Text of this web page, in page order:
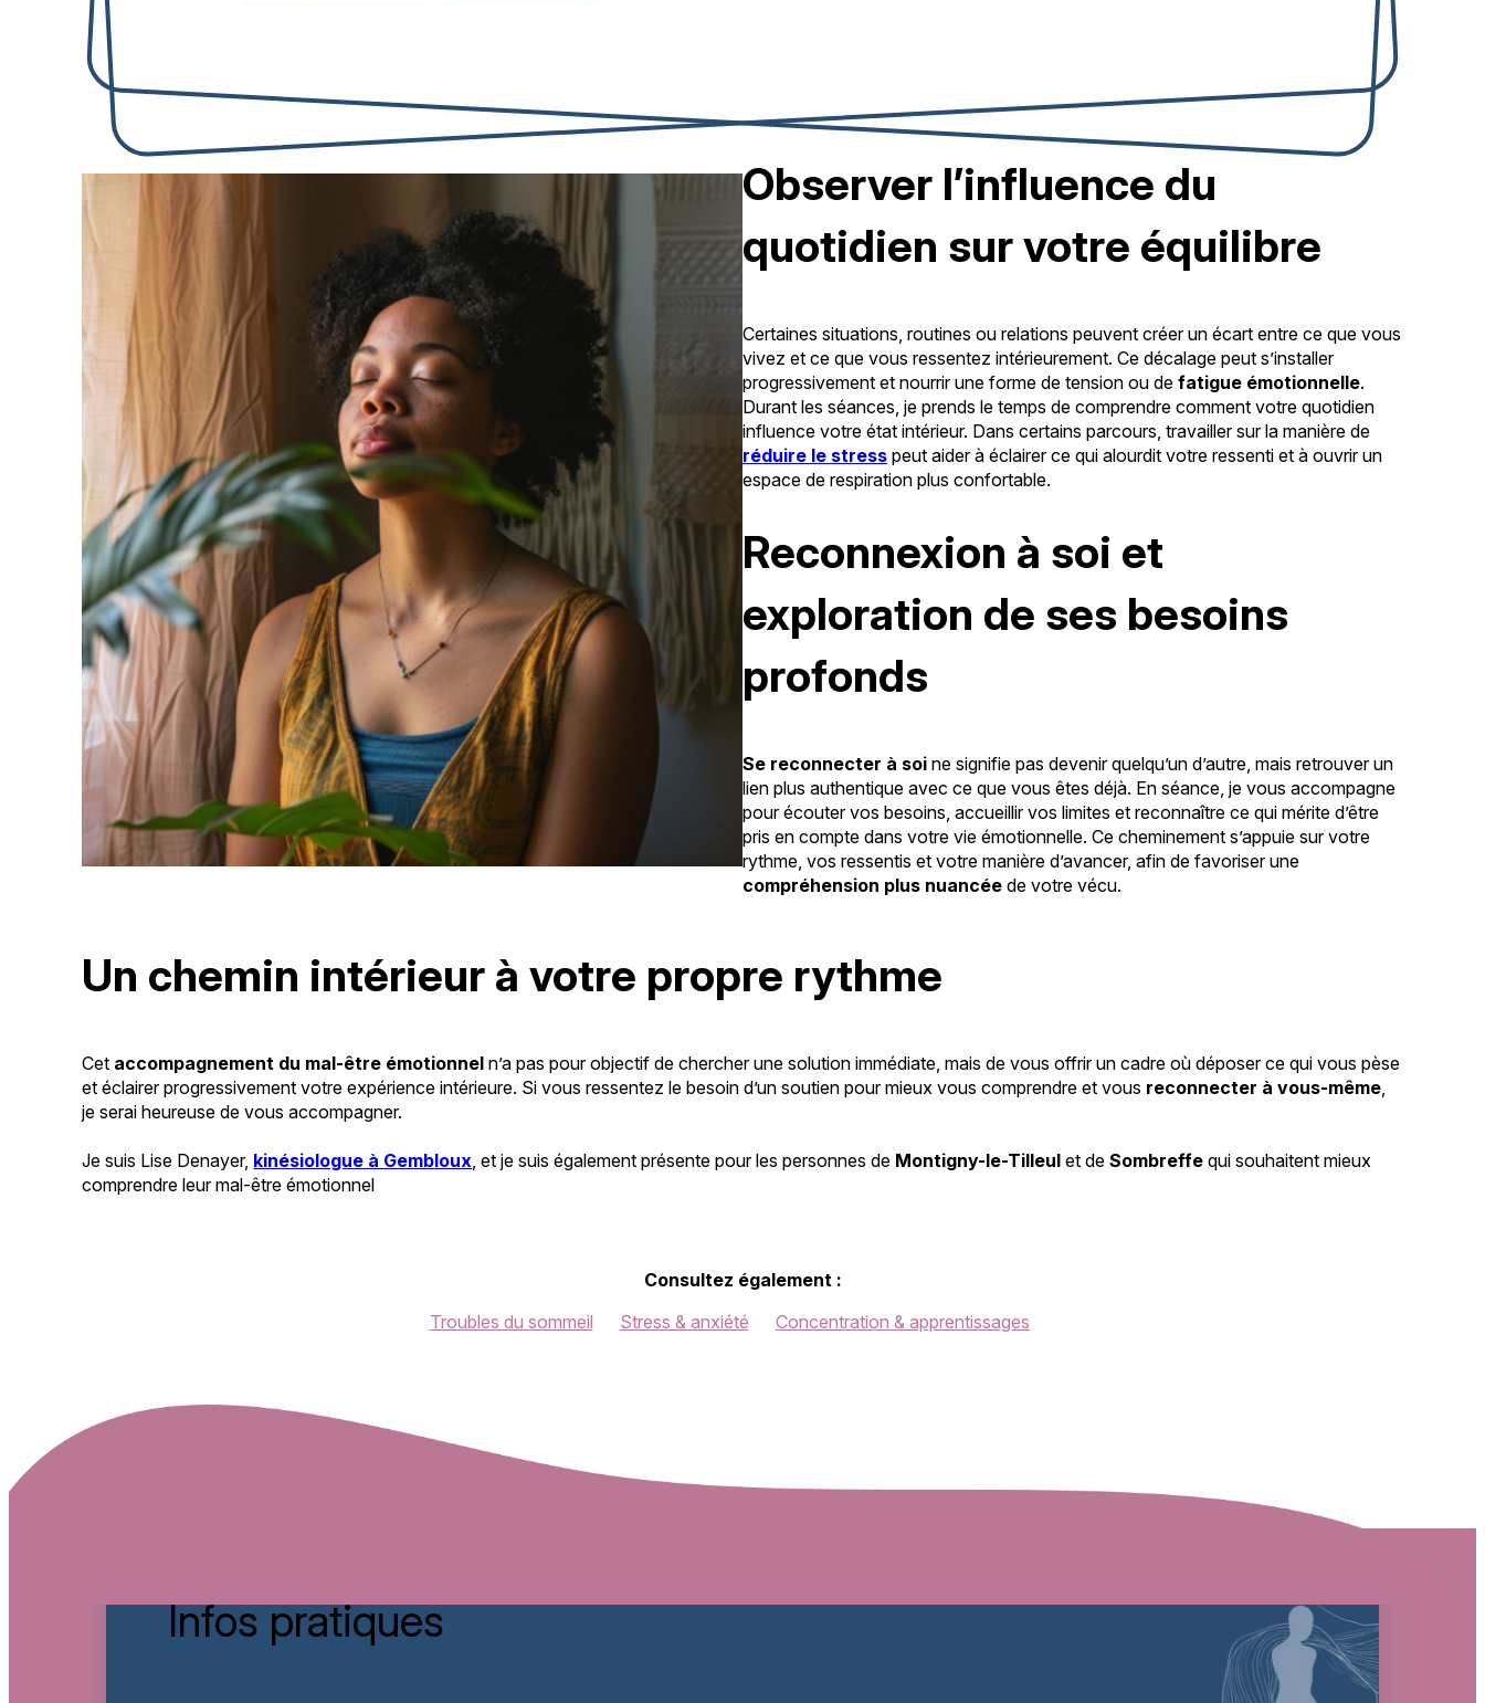
Observer l’influence du
quotidien sur votre équilibre
Certaines situations, routines ou relations peuvent créer un écart entre ce que vous
vivez et ce que vous ressentez intérieurement. Ce décalage peut s’installer
progressivement et nourrir une forme de tension ou de fatigue émotionnelle.
Durant les séances, je prends le temps de comprendre comment votre quotidien
influence votre état intérieur. Dans certains parcours, travailler sur la manière de
réduire le stress peut aider à éclairer ce qui alourdit votre ressenti et à ouvrir un
espace de respiration plus confortable.
Reconnexion à soi et
exploration de ses besoins
profonds
Se reconnecter à soi ne signifie pas devenir quelqu’un d’autre, mais retrouver un
lien plus authentique avec ce que vous êtes déjà. En séance, je vous accompagne
pour écouter vos besoins, accueillir vos limites et reconnaître ce qui mérite d’être
pris en compte dans votre vie émotionnelle. Ce cheminement s’appuie sur votre
rythme, vos ressentis et votre manière d’avancer, afin de favoriser une
compréhension plus nuancée de votre vécu.
Un chemin intérieur à votre propre rythme
Cet accompagnement du mal-être émotionneln’a pas pour objectif de chercher une solution immédiate, mais de vous offrir un cadre où déposer ce qui vous pèse
et éclairer progressivement votre expérience intérieure. Si vous ressentez le besoin d’un soutien pour mieux vous comprendre et vous reconnecter à vous-même
je serai heureuse de vous accompagner.
Je suis Lise Denayer, kinésiologue à Gembloux , et je suis également présente pour les personnes de Montigny-le-Tilleul et deSombreffequi souhaitent mieux
comprendre leur mal-être émotionnel
Consultez également :
Troubles du sommeil
Stress & anxiété Concentration & apprentissages
Infos pratiques